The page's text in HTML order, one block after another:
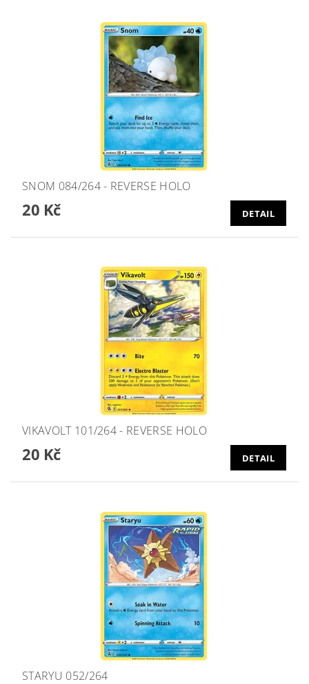
SNOM 084/264 - REVERSE HOLO
20 Kč DETAIL
VIKAVOLT 101/264 - REVERSE HOLO
20 Kč DETAIL
STARYU 052/264